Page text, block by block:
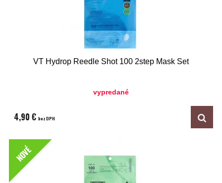
VT Hydrop Reedle Shot 100 2step Mask Set
vypredané
4,90 € bez DPH
NOVÉ